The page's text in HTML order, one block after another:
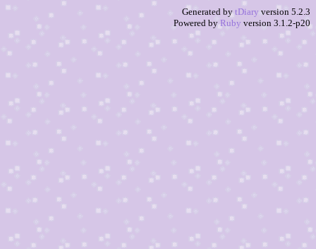
Generated bytDiary version 5.2.3
Powered byRuby version 3.1.2-p20